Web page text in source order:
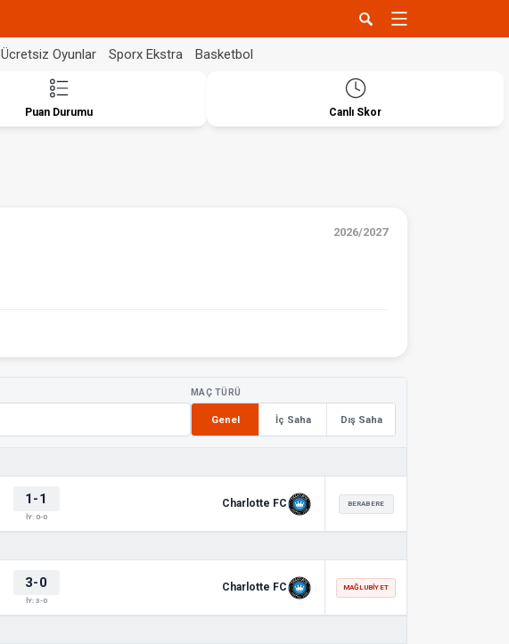
Ücretsiz Oyunlar Sporx Ekstra Basketbol
Puan Durumu Canlı Skor
2026/2027
MAÇ TÜRÜ
Genel İç Saha Dış Saha
1-1
İY: 0-0
Charlotte FC BERABERE
3-0
İY: 3-0
Charlotte FC MAĞLUBIYET